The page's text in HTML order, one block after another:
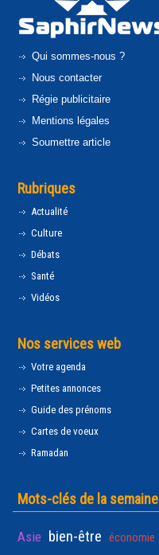
Qui sommes-nous ?
Nous contacter
Régie publicitaire
Mentions légales
Soumettre article
Rubriques
Actualité
Culture
Débats
Santé
Vidéos
Nos services web
Votre agenda
Petites annonces
Guide des prénoms
Cartes de voeux
Ramadan
Mots-clés de la semaine
Asie bien-être économie